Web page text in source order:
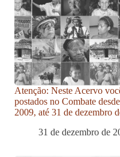
Atenção: Neste Acervo
postados no Combate
2009, até 31 de dezembro
31 de dezembro de